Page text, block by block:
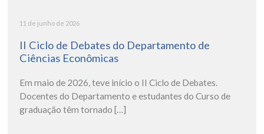
11 de junho de 2026
II Ciclo de Debates do Departamento de
Ciências Econômicas
Em maio de 2026, teve início o II Ciclo de Debates.
Docentes do Departamento e estudantes do Curso de
graduação têm tornado […]